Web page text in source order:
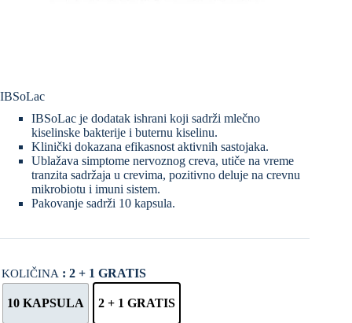
IBSoLac
IBSoLac je dodatak ishrani koji sadrži mlečno
kiselinske bakterije i buternu kiselinu.
Klinički dokazana efikasnost aktivnih sastojaka.
Ublažava simptome nervoznog creva, utiče na vreme
tranzita sadržaja u crevima, pozitivno deluje na crevnu
mikrobiotu i imuni sistem.
Pakovanje sadrži 10 kapsula.
KOLIČINA : 2 + 1 GRATIS
10 KAPSULA 2 + 1 GRATIS